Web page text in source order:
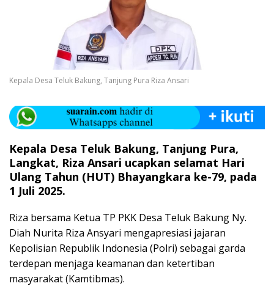
Kepala Desa Teluk Bakung, Tanjung Pura Riza Ansari
Kepala Desa Teluk Bakung, Tanjung Pura,
Langkat, Riza Ansari ucapkan selamat Hari
Ulang Tahun (HUT) Bhayangkara ke-79, pada
1 Juli 2025.
Riza bersama Ketua TP PKK Desa Teluk Bakung Ny.
Diah Nurita Riza Ansyari mengapresiasi jajaran
Kepolisian Republik Indonesia (Polri) sebagai garda
terdepan menjaga keamanan dan ketertiban
masyarakat (Kamtibmas).